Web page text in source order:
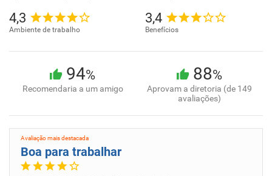
4,3
Ambiente de trabalho
3,4
Benefícios
94%
Recomendaria a um amigo
88%
Aprovam a diretoria (de 149
avaliações)
Avaliação mais destacada
Boa para trabalhar